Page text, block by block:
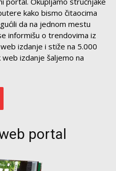
kako bismo čitaocima
da na jednom mestu
informišu o trendovima iz
izdanje i stiže na 5.000
izdanje šaljemo na
portal